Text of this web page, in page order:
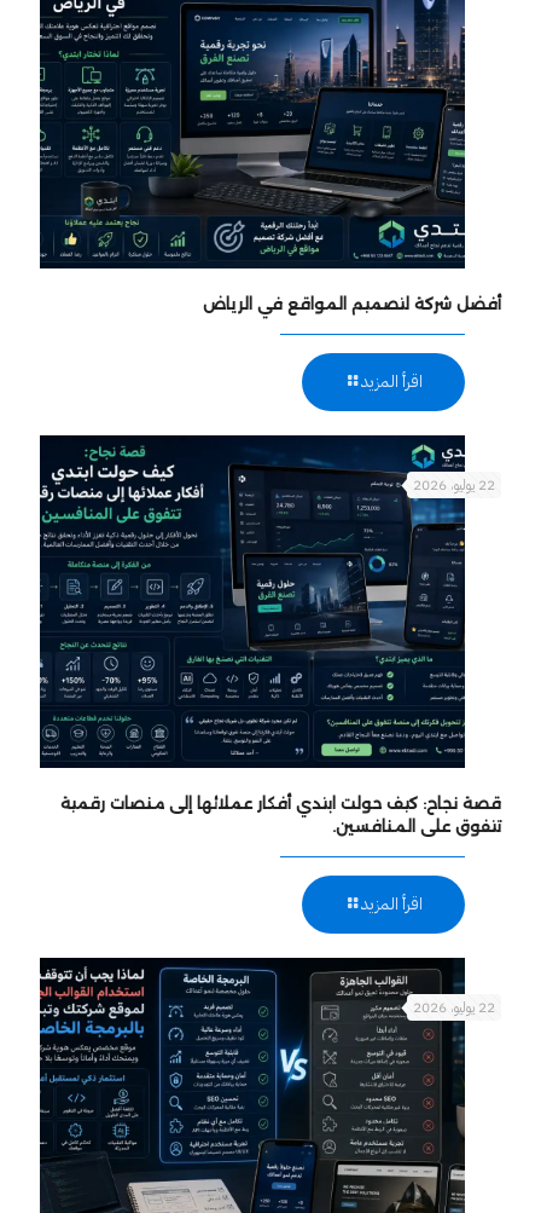
أفضل شركة لتصميم المواقع في الرياض
اقرأ المزيد
22 يوليو، 2026
قصة نجاح: كيف حولت ابتدي أفكار عملائها إلى منصات رقمية
تتفوق على المنافسين.
اقرأ المزيد
22 يوليو، 2026